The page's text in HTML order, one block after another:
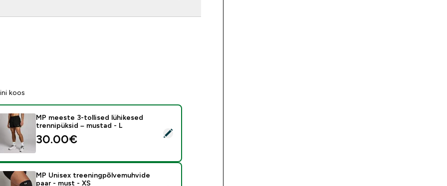
koos
Vali see toode - MP meeste 3-tollised lühikesed trennipüksid – mustad - L
MP meeste 3-tollised lühikesed
trennipüksid – mustad - L
30.00€‎
MP Unisex treeningpõlvemuhvide
paar - must - XS